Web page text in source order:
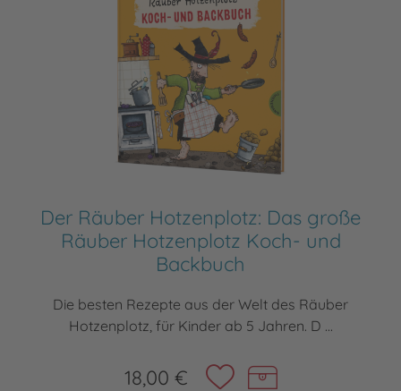
Der Räuber Hotzenplotz: Das große
Räuber Hotzenplotz Koch- und
Backbuch
Die besten Rezepte aus der Welt des Räuber
Hotzenplotz, für Kinder ab 5 Jahren. D ...
18,00 €